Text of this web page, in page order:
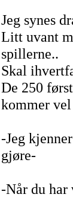
Jeg synes
Litt uvant
spillerne..
Skal
De 250
kommer
-Jeg
gjøre-
-Når du har